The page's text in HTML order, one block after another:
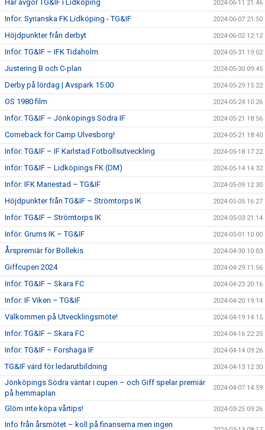
Här avgör TG&IF i Lidköping 2024-06-11 21:46
Inför: Syrianska FK Lidköping - TG&IF 2024-06-07 21:50
Höjdpunkter från derbyt 2024-06-02 12:12
Inför: TG&IF – IFK Tidaholm 2024-05-31 19:02
Justering B och C-plan 2024-05-30 09:45
Derby på lördag | Avspark 15.00 2024-05-29 15:22
OS 1980 film 2024-05-24 10:26
Inför: TG&IF – Jönköpings Södra IF 2024-05-21 18:56
Comeback för Camp Ulvesborg! 2024-05-21 18:40
Inför: TG&IF – IF Karlstad Fotbollsutveckling 2024-05-18 17:22
Inför: TG&IF – Lidköpings FK (DM) 2024-05-14 14:32
Inför: IFK Mariestad – TG&IF 2024-05-09 12:30
Höjdpunkter från TG&IF – Strömtorps IK 2024-05-05 16:27
Inför: TG&IF – Strömtorps IK 2024-05-03 21:14
Inför: Grums IK – TG&IF 2024-05-01 10:00
Årspremiär för Bollekis 2024-04-30 10:03
Giffcupen 2024 2024-04-29 11:56
Inför: TG&IF – Skara FC 2024-04-23 20:16
Inför: IF Viken – TG&IF 2024-04-20 19:14
Välkommen på Utvecklingsmöte! 2024-04-19 14:15
Inför: TG&IF – Skara FC 2024-04-16 22:25
Inför: TG&IF – Forshaga IF 2024-04-14 09:26
TG&IF värd för ledarutbildning 2024-04-13 12:30
Jönköpings Södra väntar i cupen – och Giff spelar premiär
på hemmaplan
2024-04-07 14:59
Glöm inte köpa vårtips! 2024-03-25 09:26
Info från årsmötet – koll på finanserna men ingen